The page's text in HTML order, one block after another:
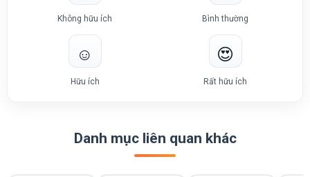
Không hữu ích Bình thường
☺️
Hữu ích
😍
Rất hữu ích
Danh mục liên quan khác